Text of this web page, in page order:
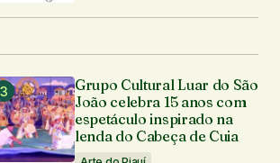
Grupo Cultural Luar do São
João celebra 15 anos com
espetáculo inspirado na
lenda do Cabeça de Cuia